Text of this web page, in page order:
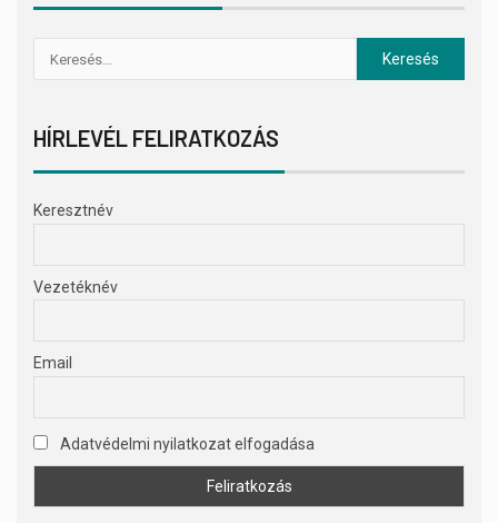
HÍRLEVÉL FELIRATKOZÁS
Keresztnév
Vezetéknév
Email
Adatvédelmi nyilatkozat elfogadása